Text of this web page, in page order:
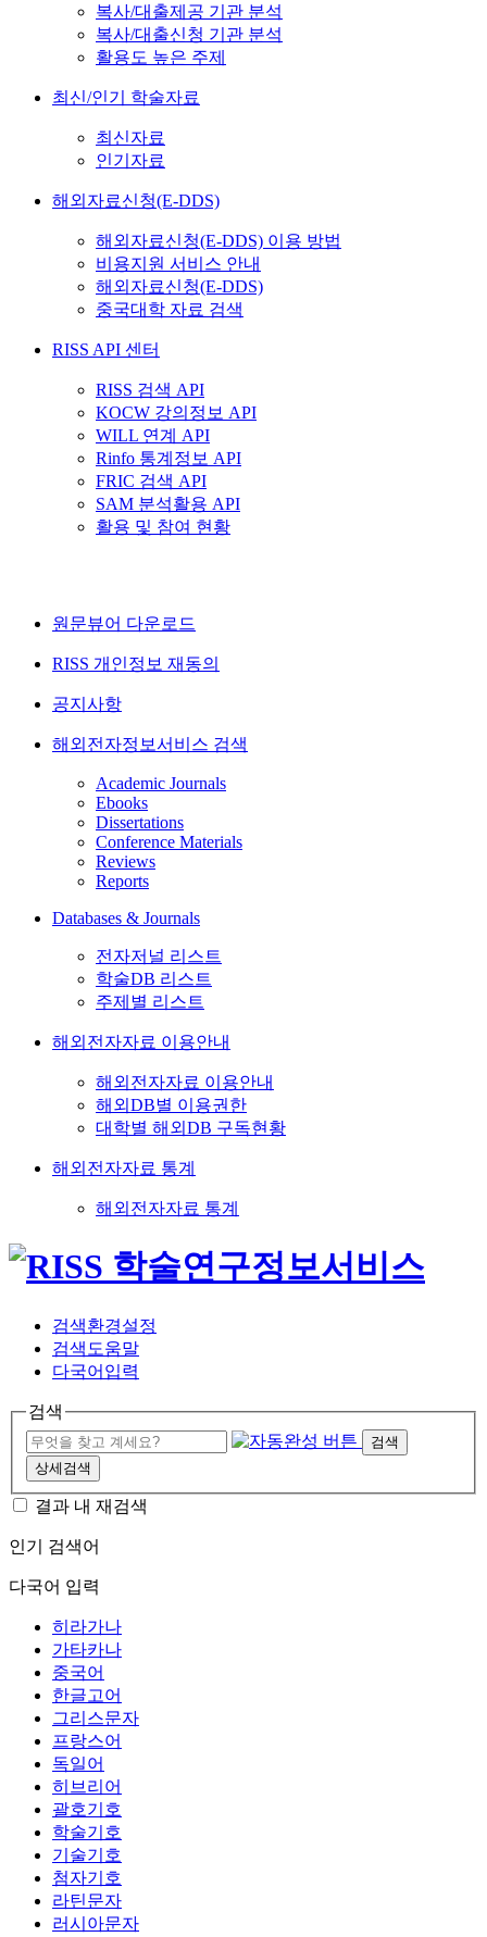
복사/대출제공 기관 분석
복사/대출신청 기관 분석
활용도 높은 주제
최신/인기 학술자료
최신자료
인기자료
해외자료신청(E-DDS)
해외자료신청(E-DDS) 이용 방법
비용지원 서비스 안내
해외자료신청(E-DDS)
중국대학 자료 검색
RISS API 센터
RISS 검색 API
KOCW 강의정보 API
WILL 연계 API
Rinfo 통계정보 API
FRIC 검색 API
SAM 분석활용 API
활용 및 참여 현황
원문뷰어 다운로드
RISS 개인정보 재동의
공지사항
해외전자정보서비스 검색
Academic Journals
Ebooks
Dissertations
Conference Materials
Reviews
Reports
Databases & Journals
전자저널 리스트
학술DB 리스트
주제별 리스트
해외전자자료 이용안내
해외전자자료 이용안내
해외DB별 이용권한
대학별 해외DB 구독현황
해외전자자료 통계
해외전자자료 통계
검색환경설정
검색도움말
다국어입력
검색
검색
상세검색
결과 내 재검색
인기 검색어
다국어 입력
히라가나
가타카나
중국어
한글고어
그리스문자
프랑스어
독일어
히브리어
괄호기호
학술기호
기술기호
첨자기호
라틴문자
러시아문자